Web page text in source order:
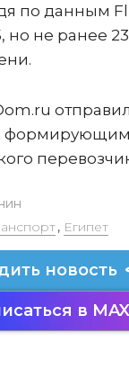
по данным
но не ранее
формирующим
, Египет
новость
в MAX